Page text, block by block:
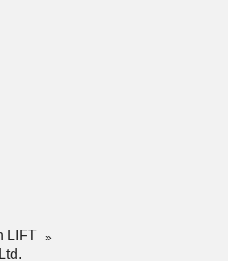
LIFT